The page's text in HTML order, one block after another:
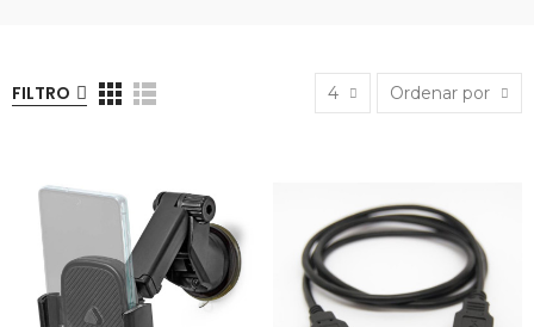
FILTRO 4 Ordenar por